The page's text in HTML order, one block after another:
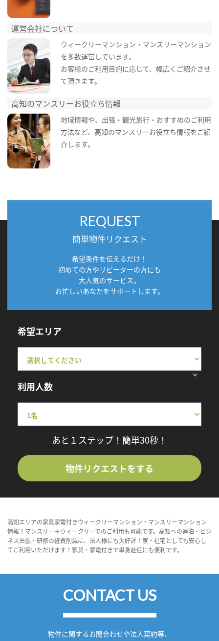
運営会社について
ウィークリーマンション・マンスリーマンション
を多数運営しています。
お客様のご利用目的に応じて、幅広くご紹介させ
て頂きます。
高知のマンスリーお役立ち情報
地域情報や、出張・観光旅行・おすすめのご利用
方法など、高知のマンスリーお役立ち情報をご紹
介します。
REQUEST
簡単物件リクエスト
希望条件を伝えるだけ！
初めての方やリピーターの方にも
大人気のサービス。
お忙しいあなたをサポートします。
希望エリア
利用人数
あと１ステップ！簡単30秒！
物件リクエストをする
高知エリアの家具家電付きウィークリーマンション・マンスリーマンション
情報！マンスリー＋ウィークリーでのご利用も可能です。高知への連泊・ビジ
ネス出張・研修の経費削減に、法人様にも大好評！寮・社宅としても安心し
てご利用いただけます！家具・家電付きで単身赴任にも便利です。
CONTACT US
物件に関するお問合わせや法人契約等、